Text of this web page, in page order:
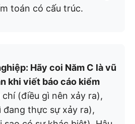
toán có cấu trúc.
Hãy coi Năm C là vũ
khi viết báo cáo kiểm
chí (điều gì nên xảy ra),
đang thực sự xảy ra),